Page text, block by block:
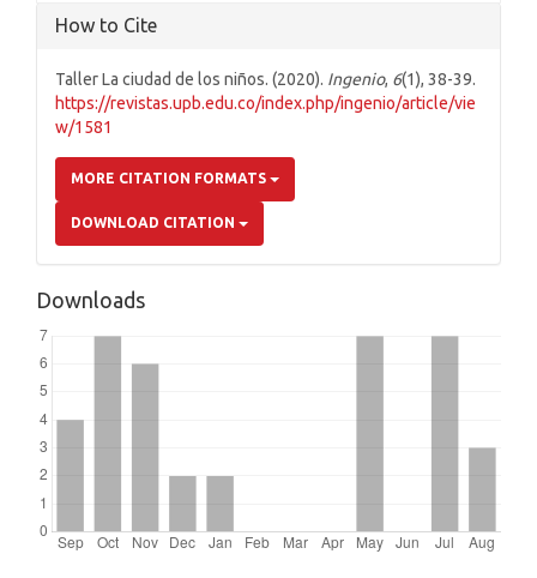
How to Cite
Taller La ciudad de los niños. (2020). Ingenio, 6(1), 38-39.
https://revistas.upb.edu.co/index.php/ingenio/article/vie
w/1581
MORE CITATION FORMATS
DOWNLOAD CITATION
Downloads